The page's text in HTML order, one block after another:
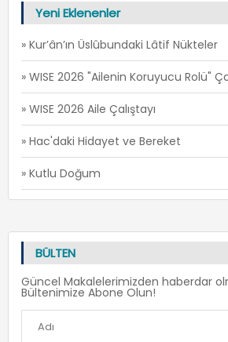
Yeni Eklenenler
» Kur’ân’ın Üslûbundaki Lâtif Nükteler
» WISE 2026 Aile Çalıştayı
» Hac'daki Hidayet ve Bereket
» Kutlu Doğum
BÜLTEN
Güncel Makalelerimizden haberdar
Bültenimize Abone Olun!